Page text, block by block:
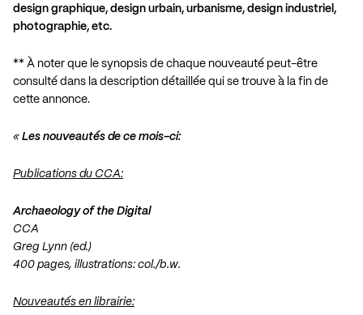
design graphique, design urbain, urbanisme, design industriel,
photographie, etc.
** À noter que le synopsis de chaque nouveauté peut-être
consulté dans la description détaillée qui se trouve à la fin de
cette annonce.
« Les nouveautés de ce mois-ci:
Publications du CCA:
Archaeology of the Digital
CCA
Greg Lynn (ed.)
400 pages, illustrations: col./b.w.
Nouveautés en librairie: